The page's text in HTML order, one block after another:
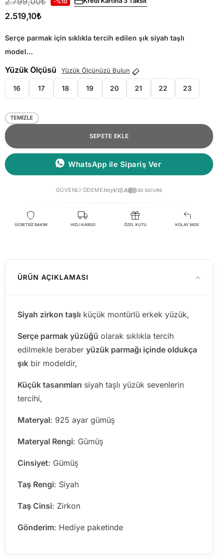
2.519,10₺
Serçe parmak için sıklıkla tercih edilen şık siyah taşlı
model…
Yüzük Ölçüsü Yüzük Ölçünüzü Bulun
16 17 18 19 20 21 22 23
TEMIZLE
SEPETE EKLE
WhatsApp ile Sipariş Ver
GÜVENLI ÖDEMEtroyVISA 3D SECURE
ÜCRETSİZ BAKIM HIZLI KARGO ÖZEL KUTU KOLAY İADE
ÜRÜN AÇIKLAMASI
Siyah zirkon taşlı küçük montürlü erkek yüzük,
Serçe parmak yüzüğü olarak sıklıkla tercih
edilmekle beraber yüzük parmağı içinde oldukça
şıkbir modeldir,
Küçük tasarımları siyah taşlı yüzük sevenlerin
tercihi,
Materyal: 925 ayar gümüş
Materyal Rengi: Gümüş
Cinsiyet: Gümüş
Taş Rengi: Siyah
Taş Cinsi: Zirkon
Gönderim: Hediye paketinde